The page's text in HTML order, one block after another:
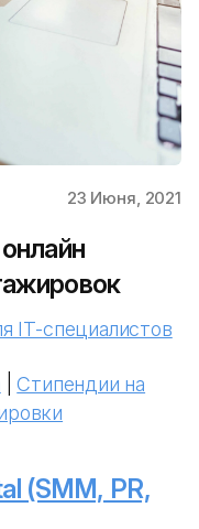
23 Июня, 2021
IT-специалистов
|Стипендии на
(SMM, PR,